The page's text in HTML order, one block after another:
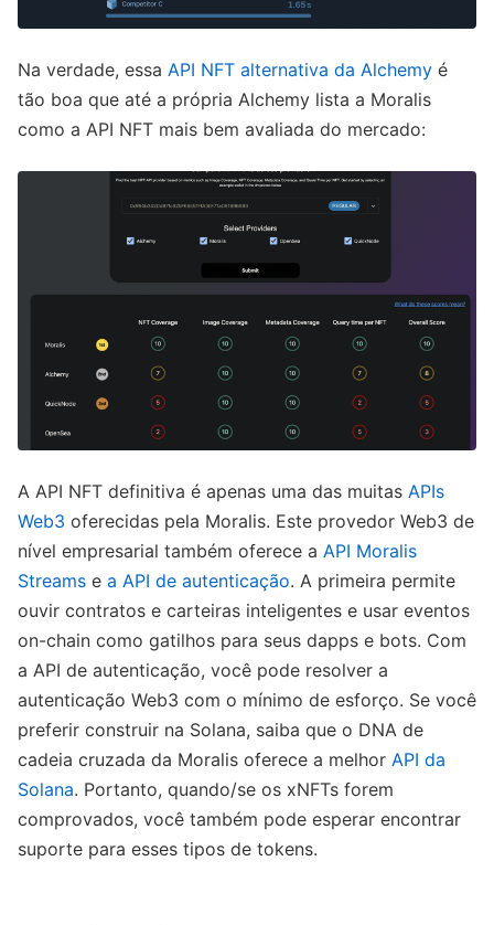
Na verdade, essa API NFT alternativa da Alchemy é
tão boa que até a própria Alchemy lista a Moralis
como a API NFT mais bem avaliada do mercado:
A API NFT definitiva é apenas uma das muitas APIs
Web3 oferecidas pela Moralis. Este provedor Web3 de
nível empresarial também oferece a API Moralis
Streams e a API de autenticação. A primeira permite
ouvir contratos e carteiras inteligentes e usar eventos
on-chain como gatilhos para seus dapps e bots. Com
a API de autenticação, você pode resolver a
autenticação Web3 com o mínimo de esforço. Se você
preferir construir na Solana, saiba que o DNA de
cadeia cruzada da Moralis oferece a melhor API da
Solana. Portanto, quando/se os xNFTs forem
comprovados, você também pode esperar encontrar
suporte para esses tipos de tokens.